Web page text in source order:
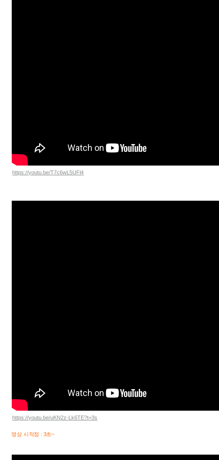
https://youtu.be/T7c6wL5UFl4
https://youtu.be/uKN2z-Lk6TE?t=3s
영상 시작점 : 3초~